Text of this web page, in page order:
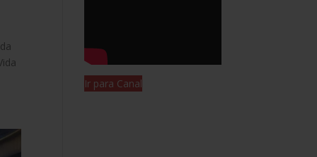
Ir para Canal